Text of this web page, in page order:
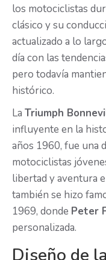
los motociclistas
clásico y su
actualizado a lo
día con las
pero todavía
histórico.
La Triumph
influyente en la
años 1960, fue una
motociclistas
libertad y aventura
también se hizo
1969, donde Peter
personalizada.
Diseño de